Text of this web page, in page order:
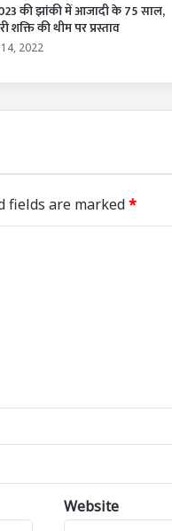
की झांकी में आजादी के 75 साल,
शक्ति की थीम पर प्रस्ताव
2022
fields are marked*
Website